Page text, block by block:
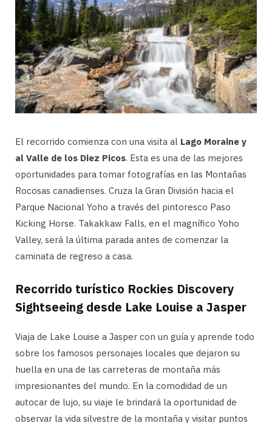
El recorrido comienza con una visita al Lago Moraine y
al Valle de los Diez Picos. Esta es una de las mejores
oportunidades para tomar fotografías en las Montañas
Rocosas canadienses. Cruza la Gran División hacia el
Parque Nacional Yoho a través del pintoresco Paso
Kicking Horse. Takakkaw Falls, en el magnífico Yoho
Valley, será la última parada antes de comenzar la
caminata de regreso a casa.
Recorrido turístico Rockies Discovery
Sightseeing desde Lake Louise a Jasper
Viaja de Lake Louise a Jasper con un guía y aprende todo
sobre los famosos personajes locales que dejaron su
huella en una de las carreteras de montaña más
impresionantes del mundo. En la comodidad de un
autocar de lujo, su viaje le brindará la oportunidad de
observar la vida silvestre de la montaña y visitar puntos